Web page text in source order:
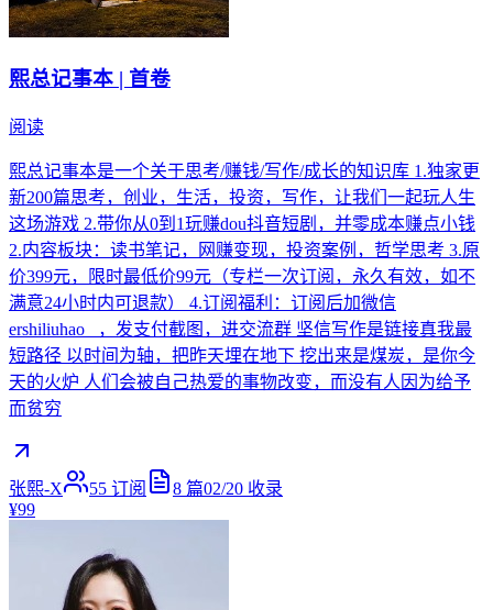
熙总记事本 | 首卷
阅读
熙总记事本是一个关于思考/赚钱/写作/成长的知识库 1.独家更
新200篇思考，创业，生活，投资，写作，让我们一起玩人生
这场游戏 2.带你从0到1玩赚dou抖音短剧，并零成本赚点小钱
2.内容板块：读书笔记，网赚变现，投资案例，哲学思考 3.原
价399元，限时最低价99元（专栏一次订阅，永久有效，如不
满意24小时内可退款） 4.订阅福利：订阅后加微信
ershiliuhao_ ，发支付截图，进交流群 坚信写作是链接真我最
短路径 以时间为轴，把昨天埋在地下 挖出来是煤炭，是你今
天的火炉 人们会被自己热爱的事物改变，而没有人因为给予
而贫穷
张熙-X 55 订阅 8 篇02/20 收录
¥99